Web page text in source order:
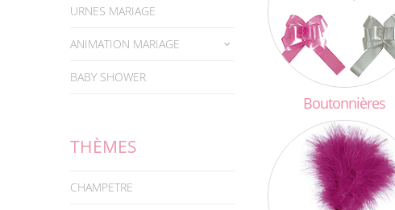
URNES MARIAGE
ANIMATION MARIAGE
BABY SHOWER
THÈMES
CHAMPETRE
Boutonnières